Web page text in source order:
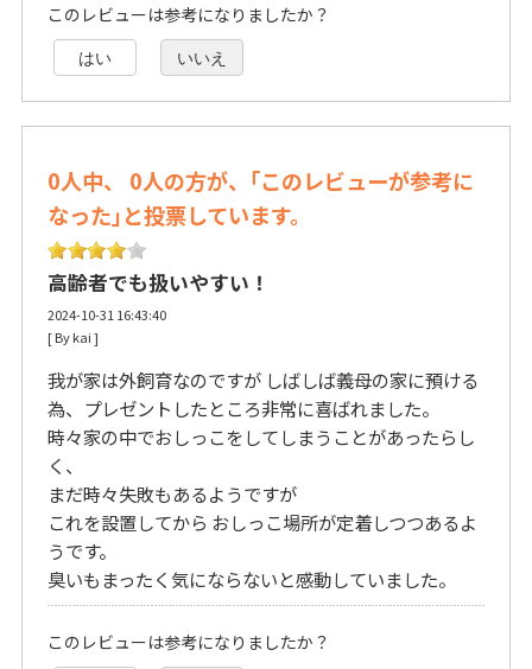
このレビューは参考になりましたか？
はい いいえ
0人中、 0人の方が、｢このレビューが参考に
なった｣と投票しています。
高齢者でも扱いやすい！
2024-10-31 16:43:40
[ By kai ]
我が家は外飼育なのですが しばしば義母の家に預ける
為、プレゼントしたところ非常に喜ばれました。
時々家の中でおしっこをしてしまうことがあったらし
く、
まだ時々失敗もあるようですが
これを設置してから おしっこ場所が定着しつつあるよ
うです。
臭いもまったく気にならないと感動していました。
このレビューは参考になりましたか？